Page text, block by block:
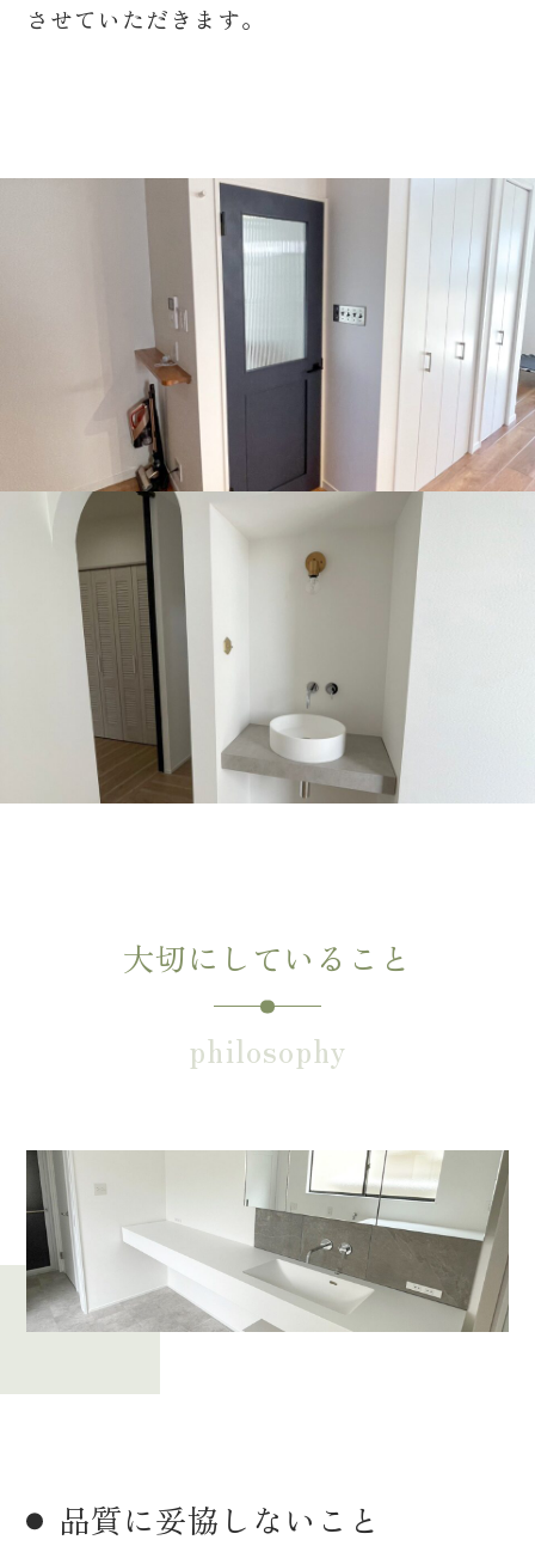
させていただきます。
大切にしていること
philosophy
品質に妥協しないこと